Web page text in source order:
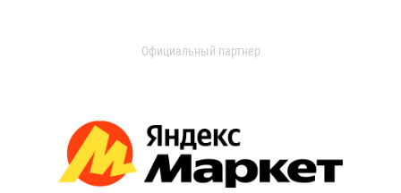
Официальный партнер